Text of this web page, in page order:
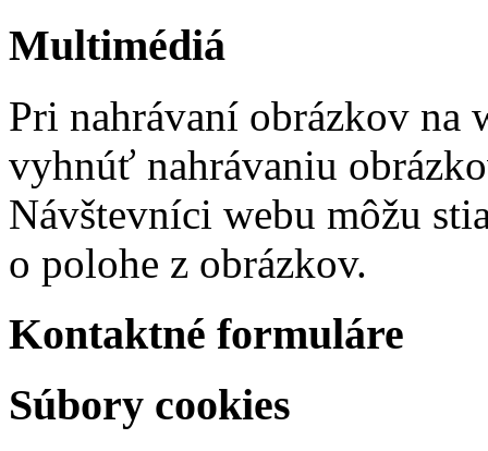
Multimédiá
Pri nahrávaní obrázkov na
vyhnúť nahrávaniu
Návštevníci webu môžu
o polohe z obrázkov.
Kontaktné formuláre
Súbory cookies